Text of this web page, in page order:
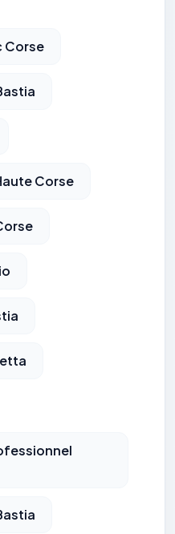
Corse
Corse